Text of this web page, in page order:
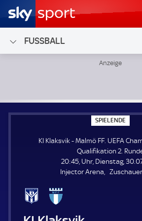
FUSSBALL
SPIELENDE
P
E
L
E
N
E
KI Klaksvik - Malmö FF. UEFA
Qualifikation 2.
20:45, Uhr, Dienstag,
Injector Arena